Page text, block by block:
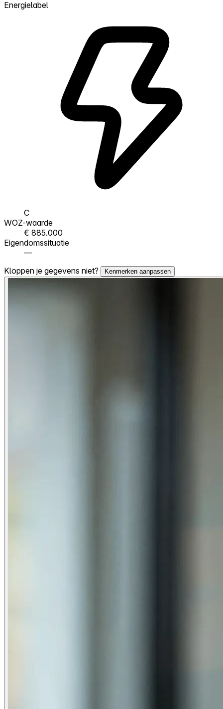
Energielabel
C
WOZ-waarde
€ 885.000
Eigendomssituatie
—
Kloppen je gegevens niet?
Kenmerken aanpassen